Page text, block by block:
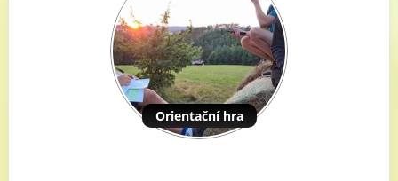
Orientační hra